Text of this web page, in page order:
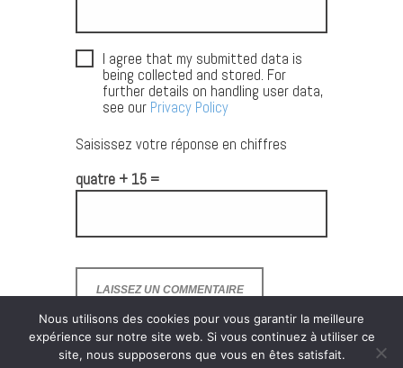
I agree that my submitted data is
being collected and stored. For
further details on handling user data,
see our Privacy Policy
Saisissez votre réponse en chiffres
quatre + 15 =
Nous utilisons des cookies pour vous garantir la meilleure
expérience sur notre site web. Si vous continuez à utiliser ce
site, nous supposerons que vous en êtes satisfait.